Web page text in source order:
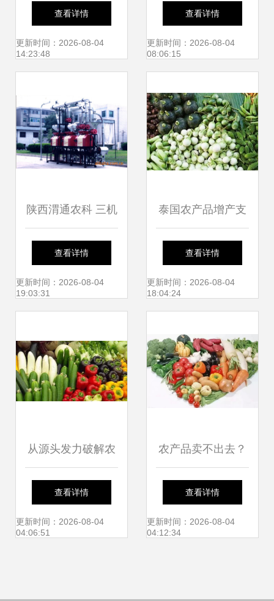
南痛失253亿，农
产品能否力挽狂
查看详情
更新时间：2026-08-04
14:23:48
振兴的足迹与希望
查看详情
更新时间：2026-08-04
08:06:15
陕西渭通农科 三机
组（图）农产品初
加工机械解析
查看详情
更新时间：2026-08-04
19:03:31
泰国农产品增产支
持农民收入稳步增
长
查看详情
更新时间：2026-08-04
18:04:24
从源头发力破解农
产品卖难——访农
业农村部市场经济
查看详情
更新时间：2026-08-04
04:06:51
农产品卖不出去？
可能您忽视了这些
爆款技巧！
查看详情
更新时间：2026-08-04
04:12:34